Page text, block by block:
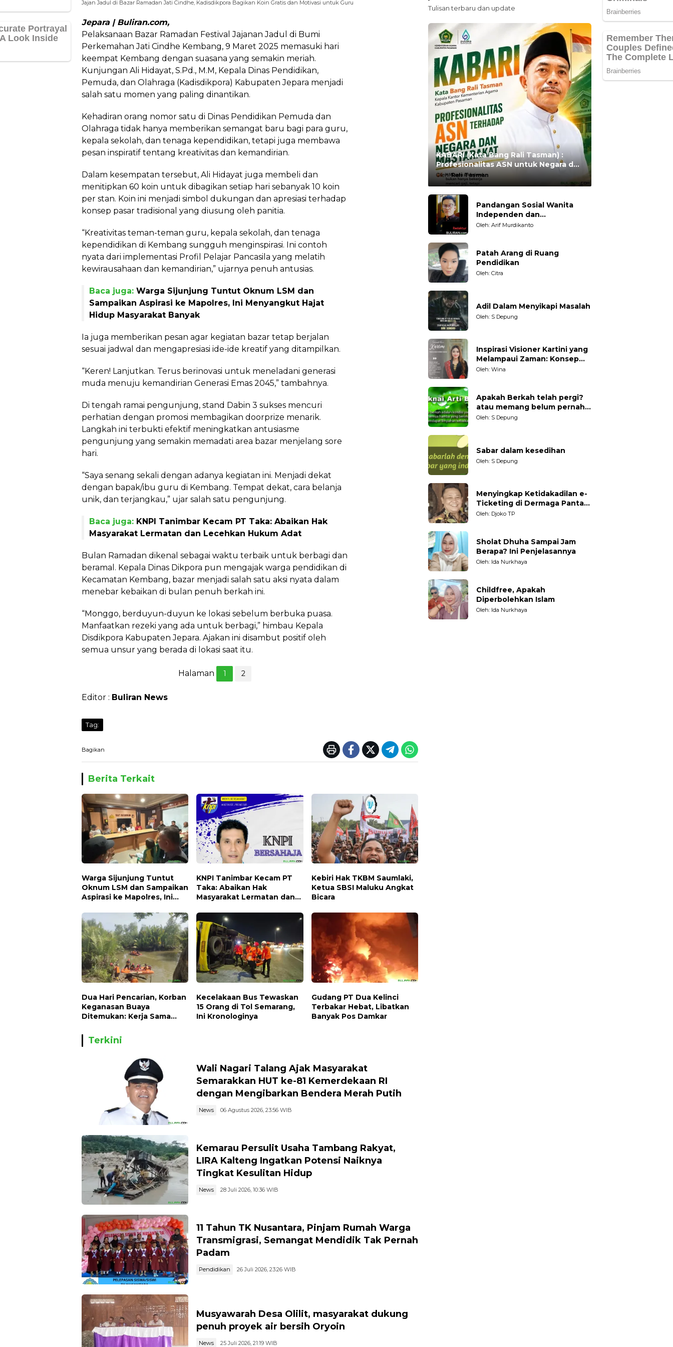
Jajan Jadul di Bazar Ramadan Jati Cindhe, Kadisdikpora Bagikan Koin Gratis dan Motivasi untuk Guru
Jepara | Buliran.com,
Pelaksanaan Bazar Ramadan Festival Jajanan Jadul di Bumi
Perkemahan Jati Cindhe Kembang, 9 Maret 2025 memasuki hari
keempat Kembang dengan suasana yang semakin meriah.
Kunjungan Ali Hidayat, S.Pd., M.M, Kepala Dinas Pendidikan,
Pemuda, dan Olahraga (Kadisdikpora) Kabupaten Jepara menjadi
salah satu momen yang paling dinantikan.
Kehadiran orang nomor satu di Dinas Pendidikan Pemuda dan
Olahraga tidak hanya memberikan semangat baru bagi para guru,
kepala sekolah, dan tenaga kependidikan, tetapi juga membawa
pesan inspiratif tentang kreativitas dan kemandirian.
Dalam kesempatan tersebut, Ali Hidayat juga membeli dan
menitipkan 60 koin untuk dibagikan setiap hari sebanyak 10 koin
per stan. Koin ini menjadi simbol dukungan dan apresiasi terhadap
konsep pasar tradisional yang diusung oleh panitia.
“Kreativitas teman-teman guru, kepala sekolah, dan tenaga
kependidikan di Kembang sungguh menginspirasi. Ini contoh
nyata dari implementasi Profil Pelajar Pancasila yang melatih
kewirausahaan dan kemandirian,” ujarnya penuh antusias.
Baca juga: Warga Sijunjung Tuntut Oknum LSM dan
Sampaikan Aspirasi ke Mapolres, Ini Menyangkut Hajat
Hidup Masyarakat Banyak
Ia juga memberikan pesan agar kegiatan bazar tetap berjalan
sesuai jadwal dan mengapresiasi ide-ide kreatif yang ditampilkan.
“Keren! Lanjutkan. Terus berinovasi untuk meneladani generasi
muda menuju kemandirian Generasi Emas 2045,” tambahnya.
Di tengah ramai pengunjung, stand Dabin 3 sukses mencuri
perhatian dengan promosi membagikan doorprize menarik.
Langkah ini terbukti efektif meningkatkan antusiasme
pengunjung yang semakin memadati area bazar menjelang sore
hari.
“Saya senang sekali dengan adanya kegiatan ini. Menjadi dekat
dengan bapak/ibu guru di Kembang. Tempat dekat, cara belanja
unik, dan terjangkau,” ujar salah satu pengunjung.
Baca juga: KNPI Tanimbar Kecam PT Taka: Abaikan Hak
Masyarakat Lermatan dan Lecehkan Hukum Adat
Bulan Ramadan dikenal sebagai waktu terbaik untuk berbagi dan
beramal. Kepala Dinas Dikpora pun mengajak warga pendidikan di
Kecamatan Kembang, bazar menjadi salah satu aksi nyata dalam
menebar kebaikan di bulan penuh berkah ini.
“Monggo, berduyun-duyun ke lokasi sebelum berbuka puasa.
Manfaatkan rezeki yang ada untuk berbagi,” himbau Kepala
Disdikpora Kabupaten Jepara. Ajakan ini disambut positif oleh
semua unsur yang berada di lokasi saat itu.
Halaman 1 2
Editor : Buliran News
Tag:
Bagikan
Berita Terkait
Warga Sijunjung Tuntut
Oknum LSM dan Sampaikan
Aspirasi ke Mapolres, Ini
Masyarakat Banyak
KNPI Tanimbar Kecam PT
Taka: Abaikan Hak
Masyarakat Lermatan dan
Kebiri Hak TKBM Saumlaki,
Ketua SBSI Maluku Angkat
Bicara
Dua Hari Pencarian, Korban
Keganasan Buaya
Ditemukan: Kerja Sama
Masyarakat Buahkan Hasil
Kecelakaan Bus Tewaskan
15 Orang di Tol Semarang,
Ini Kronologinya
Gudang PT Dua Kelinci
Terbakar Hebat, Libatkan
Banyak Pos Damkar
Terkini
Wali Nagari Talang Ajak Masyarakat
Semarakkan HUT ke-81 Kemerdekaan RI
dengan Mengibarkan Bendera Merah Putih
News 06 Agustus 2026, 23:56 WIB
Kemarau Persulit Usaha Tambang Rakyat,
LIRA Kalteng Ingatkan Potensi Naiknya
Tingkat Kesulitan Hidup
News 28 Juli 2026, 10:36 WIB
11 Tahun TK Nusantara, Pinjam Rumah Warga
Transmigrasi, Semangat Mendidik Tak Pernah
Padam
Pendidikan 26 Juli 2026, 23:26 WIB
Musyawarah Desa Olilit, masyarakat dukung
penuh proyek air bersih Oryoin
News 25 Juli 2026, 21:19 WIB
Tulisan terbaru dan update
KABARI (Kata Bang Rali Tasman) :
Profesionalitas ASN untuk Negara dan
Masyarakat
Oleh:Rali Tasman
Pandangan Sosial Wanita
Independen dan
Karakteristiknya
Oleh: Arif Murdikanto
Patah Arang di Ruang
Pendidikan
Oleh: Citra
Adil Dalam Menyikapi Masalah
Oleh: S Depung
Inspirasi Visioner Kartini yang
Melampaui Zaman: Konsep
Kecakapan Hidup bagi
Oleh: Wina
Apakah Berkah telah pergi?
atau memang belum pernah
datang?
Oleh: S Depung
Sabar dalam kesedihan
Oleh: S Depung
Menyingkap Ketidakadilan e-
Ticketing di Dermaga Pantai
Kartini Jepara, terhadap
Oleh: Djoko TP
Sholat Dhuha Sampai Jam
Berapa? Ini Penjelasannya
Oleh: Ida Nurkhaya
Childfree, Apakah
Diperbolehkan Islam
Oleh: Ida Nurkhaya